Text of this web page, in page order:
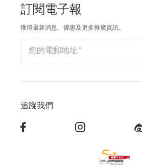
訂閱電子報
獲得最新消息、優惠及更多推廣資訊。
您的電郵地址
追蹤我們